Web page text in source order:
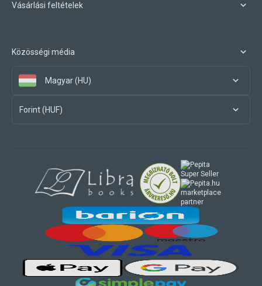
Vásárlási feltételek
Közösségi média
Magyar (HU)
Forint (HUF)
marketplace
partner